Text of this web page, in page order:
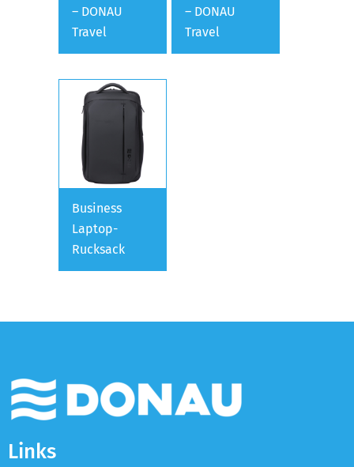
– DONAU
Travel
– DONAU
Travel
Business
Laptop-
Rucksack
Links